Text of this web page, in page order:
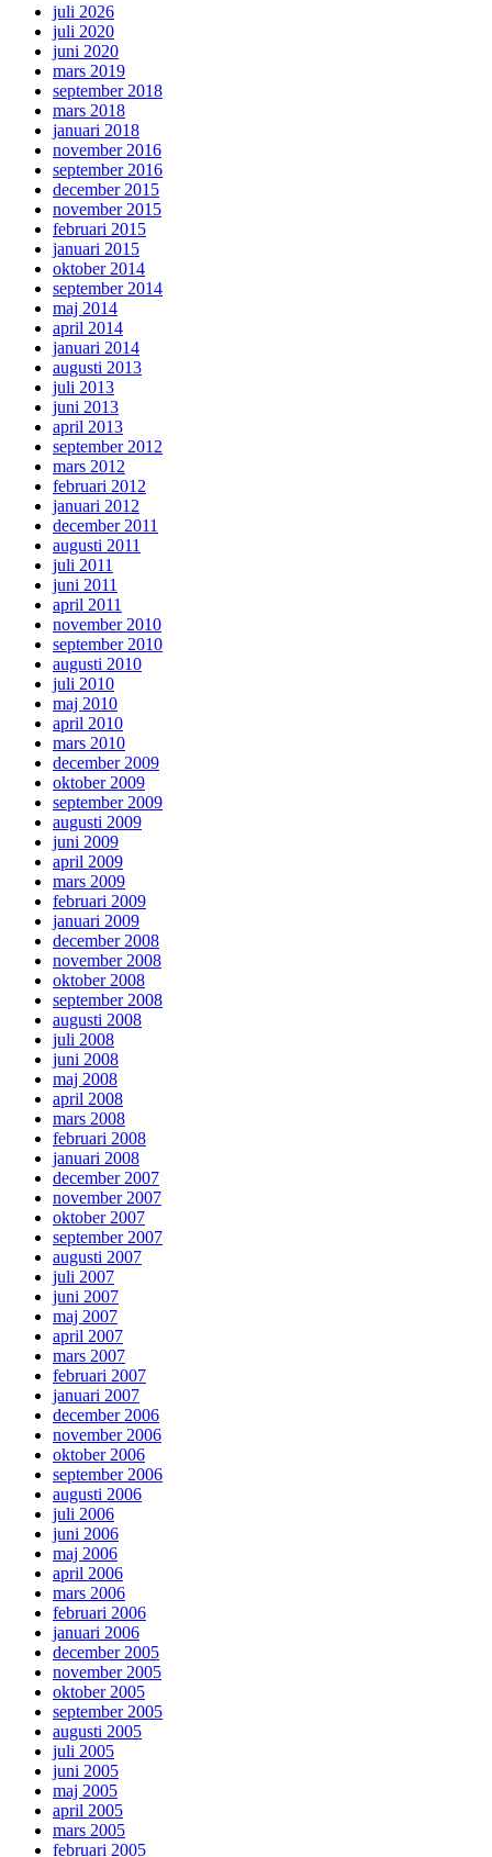
juli 2026
juli 2020
juni 2020
mars 2019
september 2018
mars 2018
januari 2018
november 2016
september 2016
december 2015
november 2015
februari 2015
januari 2015
oktober 2014
september 2014
maj 2014
april 2014
januari 2014
augusti 2013
juli 2013
juni 2013
april 2013
september 2012
mars 2012
februari 2012
januari 2012
december 2011
augusti 2011
juli 2011
juni 2011
april 2011
november 2010
september 2010
augusti 2010
juli 2010
maj 2010
april 2010
mars 2010
december 2009
oktober 2009
september 2009
augusti 2009
juni 2009
april 2009
mars 2009
februari 2009
januari 2009
december 2008
november 2008
oktober 2008
september 2008
augusti 2008
juli 2008
juni 2008
maj 2008
april 2008
mars 2008
februari 2008
januari 2008
december 2007
november 2007
oktober 2007
september 2007
augusti 2007
juli 2007
juni 2007
maj 2007
april 2007
mars 2007
februari 2007
januari 2007
december 2006
november 2006
oktober 2006
september 2006
augusti 2006
juli 2006
juni 2006
maj 2006
april 2006
mars 2006
februari 2006
januari 2006
december 2005
november 2005
oktober 2005
september 2005
augusti 2005
juli 2005
juni 2005
maj 2005
april 2005
mars 2005
februari 2005